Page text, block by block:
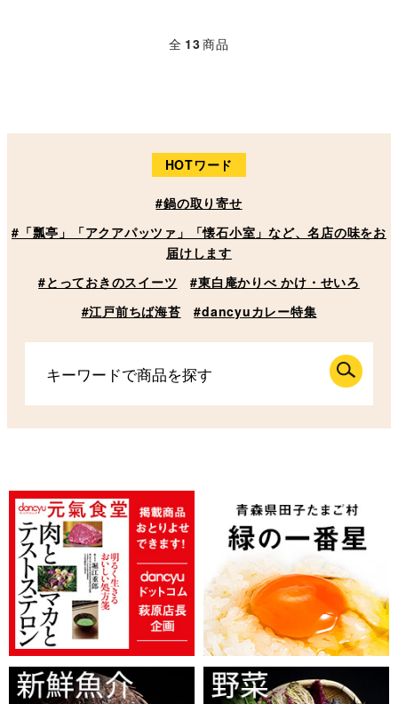
全 13商品
HOTワード
#鍋の取り寄せ
#「瓢亭」「アクアパッツァ」「懐石小室」など、名店の味をお
届けします
#とっておきのスイーツ
#東白庵かりべ かけ・せいろ
#江戸前ちば海苔
#dancyuカレー特集